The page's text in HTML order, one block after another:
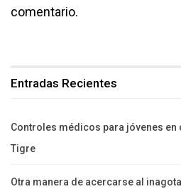
comentario.
Entradas Recientes
Controles médicos para jóvenes
Tigre
Otra manera de acercarse al